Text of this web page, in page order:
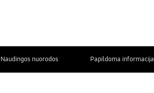
Naudingos nuorodos Papildoma informacija